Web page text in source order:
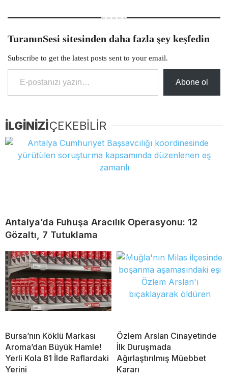
TuranınSesi sitesinden daha fazla şey keşfedin
Subscribe to get the latest posts sent to your email.
E-postanızı yazın…
Abone ol
İLGİNİZİÇEKEBİLİR
Antalya’da Fuhuşa Aracılık Operasyonu: 12
Gözaltı, 7 Tutuklama
Bursa’nın Köklü Markası
Aroma’dan Büyük Hamle!
Yerli Kola 81 İlde Raflardaki
Yerini
Özlem Arslan Cinayetinde
İlk Duruşmada
Ağırlaştırılmış Müebbet
Kararı